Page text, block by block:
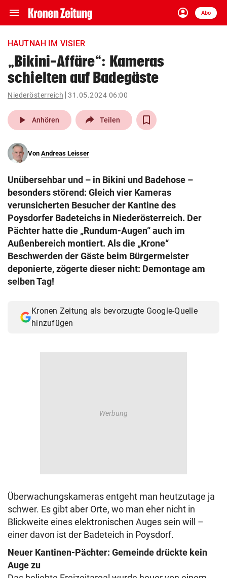
menu Navigation
ein-/ausklappen
account_circle
Anmelden
Abo
close Schließen
account_circle Anmelden
arrow_right
pin_drop
Wien arrow_right
search
eingeben
© Krone Multimedia GmbH & Co KG 2026
Muthgasse 2, 1190 Wien
HAUTNAH IM VISIER
„Bikini-Affäre“: Kameras
schielten auf Badegäste
Niederösterreich 31.05.2024 06:00
play_arrow Anhören Teilen
Von Andreas Leisser
Unübersehbar und – in Bikini und Badehose –
besonders störend: Gleich vier Kameras
verunsicherten Besucher der Kantine des
Poysdorfer Badeteichs in Niederösterreich. Der
Pächter hatte die „Rundum-Augen“ auch im
Außenbereich montiert. Als die „Krone“
Beschwerden der Gäste beim Bürgermeister
deponierte, zögerte dieser nicht: Demontage am
selben Tag!
Kronen Zeitung als bevorzugte Google-Quelle
hinzufügen
Überwachungskameras entgeht man heutzutage ja
schwer. Es gibt aber Orte, wo man eher nicht in
Blickweite eines elektronischen Auges sein will –
einer davon ist der Badeteich in Poysdorf.
Neuer Kantinen-Pächter: Gemeinde drückte kein
Auge zu